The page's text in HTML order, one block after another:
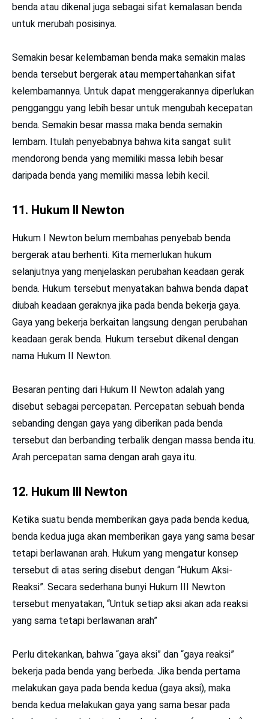
benda atau dikenal juga sebagai sifat kemalasan benda
untuk merubah posisinya.
Semakin besar kelembaman benda maka semakin malas
benda tersebut bergerak atau mempertahankan sifat
kelembamannya. Untuk dapat menggerakannya diperlukan
pengganggu yang lebih besar untuk mengubah kecepatan
benda. Semakin besar massa maka benda semakin
lembam. Itulah penyebabnya bahwa kita sangat sulit
mendorong benda yang memiliki massa lebih besar
daripada benda yang memiliki massa lebih kecil.
11. Hukum II Newton
Hukum I Newton belum membahas penyebab benda
bergerak atau berhenti. Kita memerlukan hukum
selanjutnya yang menjelaskan perubahan keadaan gerak
benda. Hukum tersebut menyatakan bahwa benda dapat
diubah keadaan geraknya jika pada benda bekerja gaya.
Gaya yang bekerja berkaitan langsung dengan perubahan
keadaan gerak benda. Hukum tersebut dikenal dengan
nama Hukum II Newton.
Besaran penting dari Hukum II Newton adalah yang
disebut sebagai percepatan. Percepatan sebuah benda
sebanding dengan gaya yang diberikan pada benda
tersebut dan berbanding terbalik dengan massa benda itu.
Arah percepatan sama dengan arah gaya itu.
12. Hukum III Newton
Ketika suatu benda memberikan gaya pada benda kedua,
benda kedua juga akan memberikan gaya yang sama besar
tetapi berlawanan arah. Hukum yang mengatur konsep
tersebut di atas sering disebut dengan “Hukum Aksi-
Reaksi”. Secara sederhana bunyi Hukum III Newton
tersebut menyatakan, “Untuk setiap aksi akan ada reaksi
yang sama tetapi berlawanan arah”
Perlu ditekankan, bahwa “gaya aksi” dan “gaya reaksi”
bekerja pada benda yang berbeda. Jika benda pertama
melakukan gaya pada benda kedua (gaya aksi), maka
benda kedua melakukan gaya yang sama besar pada